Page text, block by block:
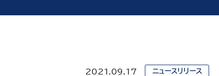
2021.09.17 ニュースリリース